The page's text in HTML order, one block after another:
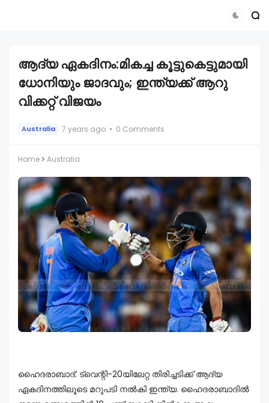
ആദ്യ ഏകദിനം:മികച്ച കൂട്ടുകെട്ടുമായി
ധോനിയും ജാദവും; ഇന്ത്യക്ക് ആറു
വിക്കറ്റ് വിജയം
Australia 7 years ago 0 Comments
Home Australia
ഹൈദരാബാദ്: ട്വെന്റി-20യിലേറ്റ തിരിച്ചടിക്ക് ആദ്യ
ഏകദിനത്തിലൂടെ മറുപടി നൽകി ഇന്ത്യ. ഹൈദരാബാദിൽ